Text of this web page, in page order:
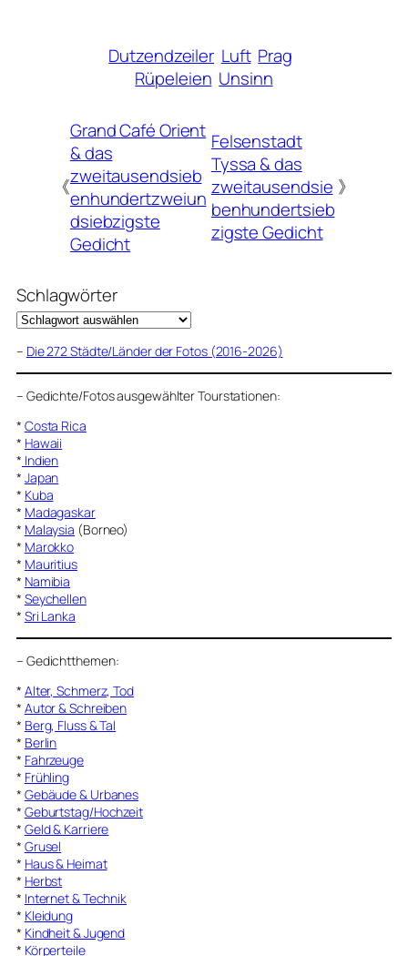
Dutzendzeiler Luft Prag
Rüpeleien Unsinn
《
Grand Café Orient
& das
zweitausendsieb
enhundertzweiun
dsiebzigste
Gedicht
Felsenstadt
Tyssa & das
zweitausendsie
benhundertsieb
zigste Gedicht
》
Schlagwörter
– Die 272 Städte/Länder der Fotos (2016-2026)
– Gedichte/Fotos ausgewählter Tourstationen:
* Costa Rica
* Hawaii
* Indien
* Japan
* Kuba
* Madagaskar
* Malaysia (Borneo)
* Marokko
* Mauritius
* Namibia
* Seychellen
* Sri Lanka
– Gedichtthemen:
* Alter, Schmerz, Tod
* Autor & Schreiben
* Berg, Fluss & Tal
* Berlin
* Fahrzeuge
* Frühling
* Gebäude & Urbanes
* Geburtstag/Hochzeit
* Geld & Karriere
* Grusel
* Haus & Heimat
* Herbst
* Internet & Technik
* Kleidung
* Kindheit & Jugend
* Körperteile